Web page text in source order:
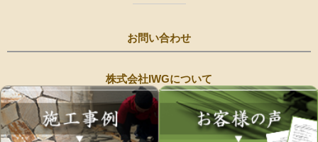
お問い合わせ
株式会社IWGについて
Copyright © 株式会社IWG All Rights Reserved.